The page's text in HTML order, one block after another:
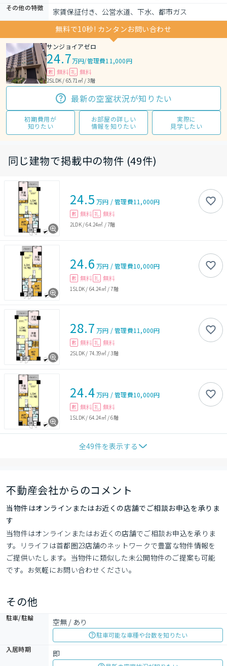
その他の特徴
家賃保証付き、公営水道、下水、都市ガス
無料で10秒! カンタンお問い合わせ
サンジョイアゼロ
24.7万円/管理費11,000円
敷 無料 礼 無料
2SLDK / 65.71㎡ / 3階
最新の空室状況が知りたい
初期費用が
知りたい
お部屋の詳しい
情報を知りたい
実際に
見学したい
同じ建物で掲載中の物件 (49件)
24.5 万円 /管理費11,000円
敷 無料 礼 無料
2LDK/64.24㎡ /7階
24.6 万円 /管理費10,000円
敷 無料 礼 無料
1SLDK / 64.24㎡/7階
28.7 万円 /管理費11,000円
敷 無料 礼 無料
2SLDK / 74.39㎡/3階
24.4万円 /管理費10,000円
敷 無料 礼 無料
1SLDK / 64.24㎡/6階
全49件を表示する
不動産会社からのコメント
当物件はオンラインまたはお近くの店舗でご相談お申込を承りま
す
当物件はオンラインまたはお近くの店舗でご相談お申込を承りま
す。リライフは首都圏23店舗のネットワークで豊富な物件情報を
ご提供いたします。当物件に類似した未公開物件のご提案も可能
です。お気軽にお問い合わせください。
その他
駐車/駐輪 空無 / あり
駐車可能な車種や台数を知りたい
入居時期
即